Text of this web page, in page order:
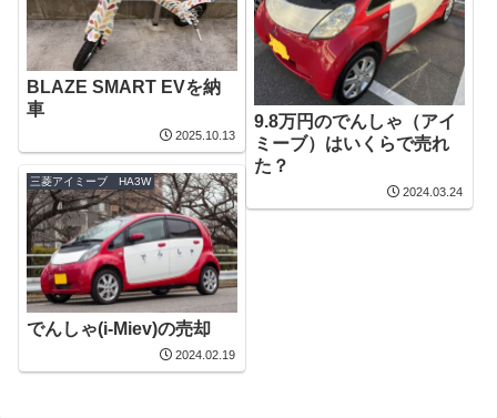
BLAZE SMART EVを納
車
2025.10.13
9.8万円のでんしゃ（アイ
ミーブ）はいくらで売れ
た？
2024.03.24
三菱アイミーブ HA3W
でんしゃ(i-Miev)の売却
2024.02.19